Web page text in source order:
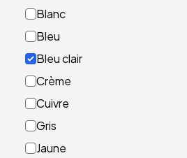
Blanc
Bleu
Bleu clair
Crème
Cuivre
Gris
Jaune